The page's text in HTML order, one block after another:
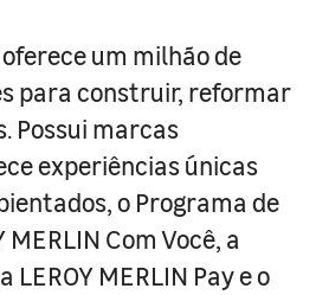
oferece um milhão de
para construir, reformar
Possui marcas
experiências únicas
o Programa de
Com Você, a
MERLIN Pay e o